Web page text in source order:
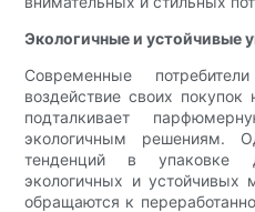
Экологичные и устойчивые
Современные
воздействие своих
подталкивает
экологичным решениям.
тенденций в упаковке
экологичных и устойчивых
обращаются к